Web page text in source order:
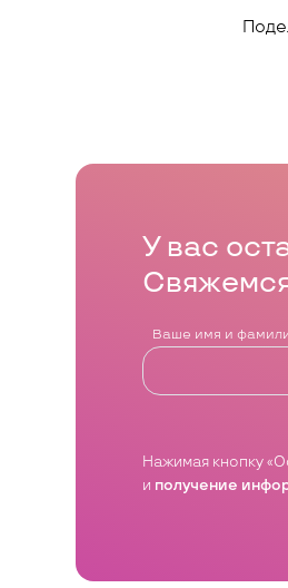
У вас
Ваше имя и
Нажимая кнопку
и получение